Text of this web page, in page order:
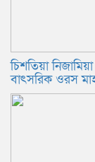
চিশতিয়া
বাৎসরিক ওরস